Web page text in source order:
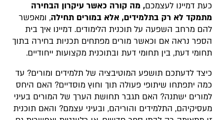
כעת דמיינו לעצמכם, מה קורה כאשר עיקרון הבחירה
מתמקד לא רק בתלמידים, אלא במורים תחילה, ומאפשר
להם מרחב השפעה על תוכנית הלימודים. דמיינו איך בית
הספר נראה אם וכאשר מורים מפתחים תכניות בחירה בתוך
תחומי דעת, בין תחומי דעת ובתוכנית מקצועות ייחודיים.
כיצד לדעתכם תושפע המוטיבציה של תלמידים ומורים? עד
כמה יתפתחו שיתופי פעולה תוך וחוץ מוסדיים? האם היחס
למורים ישתנה? האם תגבר תחושת הערך של המורים בעיני
מעסיקיהם, התלמידים והוריהם, ובעיני עצמם? והאם תוכנית